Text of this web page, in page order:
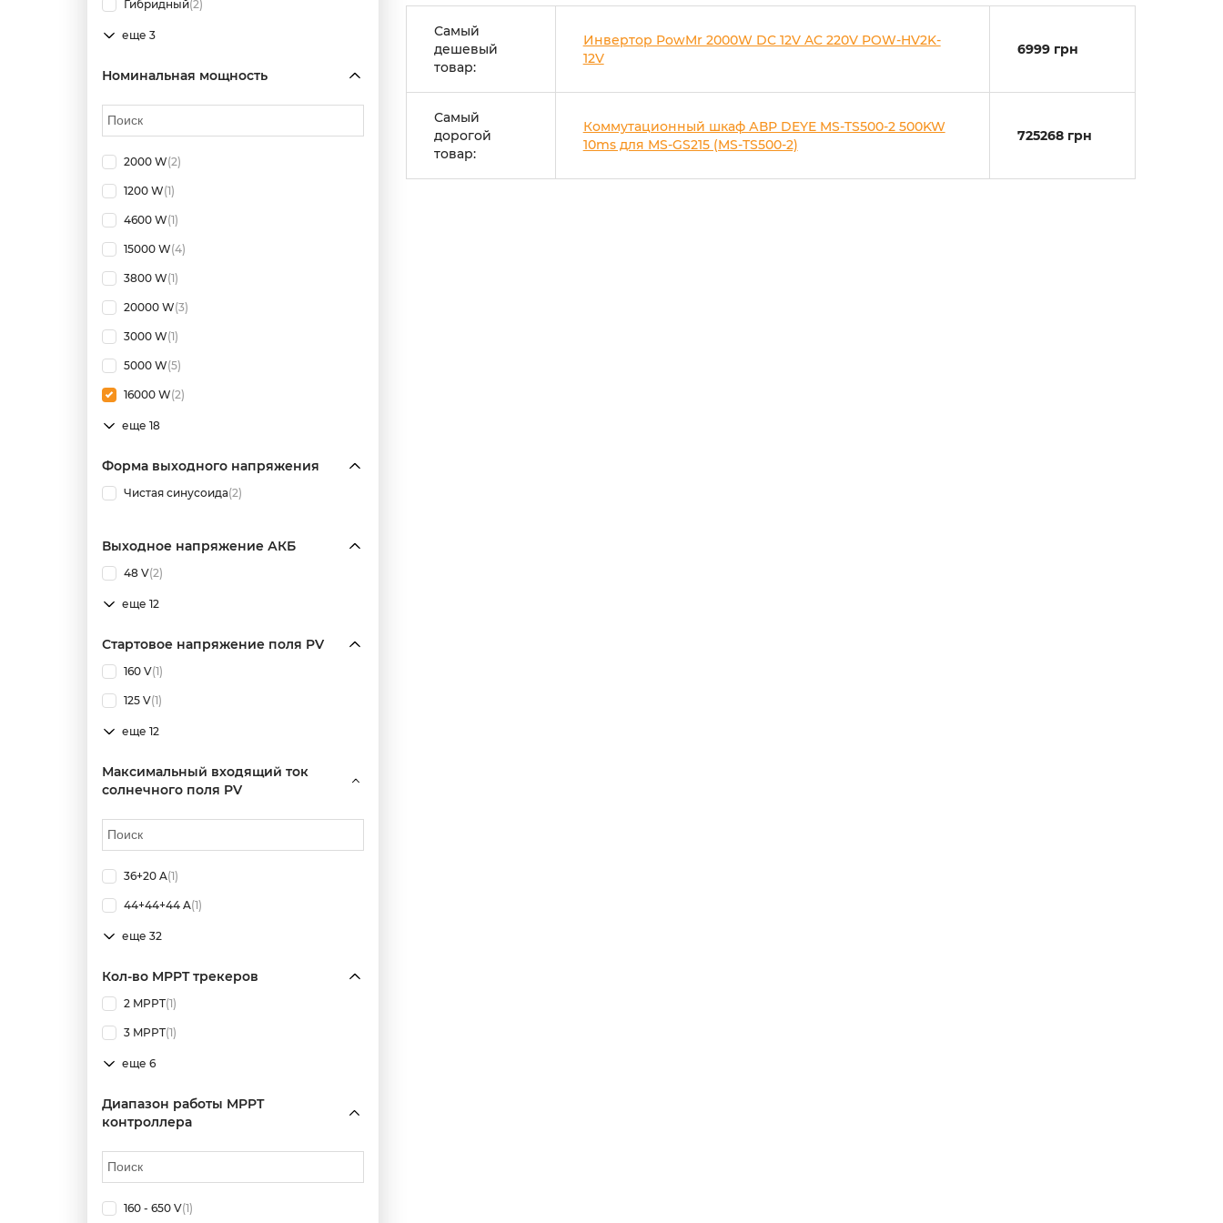
Гибридный(2)
еще 3
Номинальная мощность
2000 W(2)
1200 W(1)
4600 W(1)
15000 W(4)
3800 W(1)
20000 W(3)
3000 W(1)
5000 W(5)
16000 W(2)
еще 18
Форма выходного напряжения
Чистая синусоида(2)
Выходное напряжение АКБ
48 V(2)
еще 12
Стартовое напряжение поля PV
160 V(1)
125 V(1)
еще 12
Максимальный входящий ток
солнечного поля PV
36+20 A(1)
44+44+44 A(1)
еще 32
Кол-во MPPT трекеров
2 MPPT(1)
3 MPPT(1)
еще 6
Диапазон работы MPPT
контроллера
160 - 650 V(1)
Самый
дешевый
товар:
Инвертор PowMr 2000W DC 12V AC 220V POW-HV2K-
12V
6999 грн
Самый
дорогой
товар:
Коммутационный шкаф АВР DEYE MS-TS500-2 500KW
10ms для MS-GS215 (MS-TS500-2)
725268 грн